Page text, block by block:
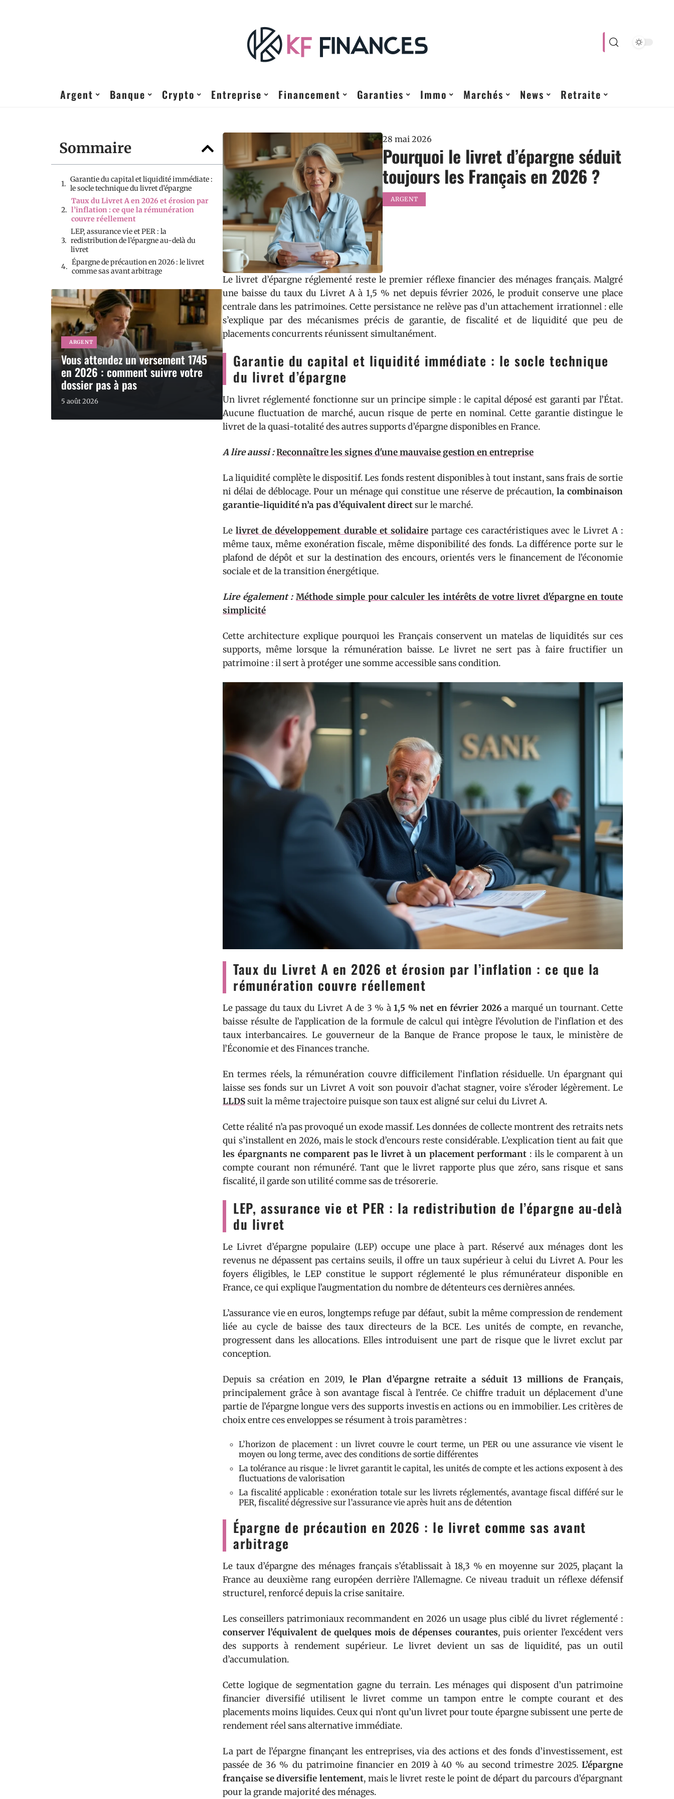
Argent Banque Crypto Entreprise Financement Garanties Immo Marchés News Retraite
Sommaire
Garantie du capital et liquidité immédiate :
le socle technique du livret d’épargne
Taux du Livret A en 2026 et érosion par
l’inflation : ce que la rémunération
couvre réellement
LEP, assurance vie et PER : la
redistribution de l’épargne au-delà du
livret
Épargne de précaution en 2026 : le livret
comme sas avant arbitrage
ARGENT
Vous attendez un versement 1745
en 2026 : comment suivre votre
dossier pas à pas
5 août 2026
28 mai 2026
Pourquoi le livret d’épargne séduit
toujours les Français en 2026 ?
ARGENT
Le livret d’épargne réglementé reste le premier réflexe financier des ménages français. Malgré
une baisse du taux du Livret A à 1,5 % net depuis février 2026, le produit conserve une place
centrale dans les patrimoines. Cette persistance ne relève pas d’un attachement irrationnel : elle
s’explique par des mécanismes précis de garantie, de fiscalité et de liquidité que peu de
placements concurrents réunissent simultanément.
Garantie du capital et liquidité immédiate : le socle technique
du livret d’épargne
Un livret réglementé fonctionne sur un principe simple : le capital déposé est garanti par l’État.
Aucune fluctuation de marché, aucun risque de perte en nominal. Cette garantie distingue le
livret de la quasi-totalité des autres supports d’épargne disponibles en France.
A lire aussi :Reconnaître les signes d'une mauvaise gestion en entreprise
La liquidité complète le dispositif. Les fonds restent disponibles à tout instant, sans frais de sortie
ni délai de déblocage. Pour un ménage qui constitue une réserve de précaution, la combinaison
garantie-liquidité n’a pas d’équivalent directsur le marché.
Lelivret de développement durable et solidairepartage ces caractéristiques avec le Livret A :
même taux, même exonération fiscale, même disponibilité des fonds. La différence porte sur le
plafond de dépôt et sur la destination des encours, orientés vers le financement de l’économie
sociale et de la transition énergétique.
Lire également : Méthode simple pour calculer les intérêts de votre livret d'épargne en toute
simplicité
Cette architecture explique pourquoi les Français conservent un matelas de liquidités sur ces
supports, même lorsque la rémunération baisse. Le livret ne sert pas à faire fructifier un
patrimoine : il sert à protéger une somme accessible sans condition.
Taux du Livret A en 2026 et érosion par l’inflation : ce que la
rémunération couvre réellement
Le passage du taux du Livret A de 3 % à1,5 % net en février 2026a marqué un tournant. Cette
baisse résulte de l’application de la formule de calcul qui intègre l’évolution de l’inflation et des
taux interbancaires. Le gouverneur de la Banque de France propose le taux, le ministère de
l’Économie et des Finances tranche.
En termes réels, la rémunération couvre difficilement l’inflation résiduelle. Un épargnant qui
laisse ses fonds sur un Livret A voit son pouvoir d’achat stagner, voire s’éroder légèrement. Le
LLDSsuit la même trajectoire puisque son taux est aligné sur celui du Livret A.
Cette réalité n’a pas provoqué un exode massif. Les données de collecte montrent des retraits nets
qui s’installent en 2026, mais le stock d’encours reste considérable. L’explication tient au fait que
les épargnants ne comparent pas le livret à un placement performant : ils le comparent à un
compte courant non rémunéré. Tant que le livret rapporte plus que zéro, sans risque et sans
fiscalité, il garde son utilité comme sas de trésorerie.
LEP, assurance vie et PER : la redistribution de l’épargne au-delà
du livret
Le Livret d’épargne populaire (LEP) occupe une place à part. Réservé aux ménages dont les
revenus ne dépassent pas certains seuils, il offre un taux supérieur à celui du Livret A. Pour les
foyers éligibles, le LEP constitue le support réglementé le plus rémunérateur disponible en
France, ce qui explique l’augmentation du nombre de détenteurs ces dernières années.
L’assurance vie en euros, longtemps refuge par défaut, subit la même compression de rendement
liée au cycle de baisse des taux directeurs de la BCE. Les unités de compte, en revanche,
progressent dans les allocations. Elles introduisent une part de risque que le livret exclut par
conception.
Depuis sa création en 2019, le Plan d’épargne retraite a séduit 13 millions de Français,
principalement grâce à son avantage fiscal à l’entrée. Ce chiffre traduit un déplacement d’une
partie de l’épargne longue vers des supports investis en actions ou en immobilier. Les critères de
choix entre ces enveloppes se résument à trois paramètres :
L’horizon de placement : un livret couvre le court terme, un PER ou une assurance vie visent le
moyen ou long terme, avec des conditions de sortie différentes
La tolérance au risque : le livret garantit le capital, les unités de compte et les actions exposent à des
fluctuations de valorisation
La fiscalité applicable : exonération totale sur les livrets réglementés, avantage fiscal différé sur le
PER, fiscalité dégressive sur l’assurance vie après huit ans de détention
Épargne de précaution en 2026 : le livret comme sas avant
arbitrage
Le taux d’épargne des ménages français s’établissait à 18,3 % en moyenne sur 2025, plaçant la
France au deuxième rang européen derrière l’Allemagne. Ce niveau traduit un réflexe défensif
structurel, renforcé depuis la crise sanitaire.
Les conseillers patrimoniaux recommandent en 2026 un usage plus ciblé du livret réglementé :
conserver l’équivalent de quelques mois de dépenses courantes, puis orienter l’excédent vers
des supports à rendement supérieur. Le livret devient un sas de liquidité, pas un outil
d’accumulation.
Cette logique de segmentation gagne du terrain. Les ménages qui disposent d’un patrimoine
financier diversifié utilisent le livret comme un tampon entre le compte courant et des
placements moins liquides. Ceux qui n’ont qu’un livret pour toute épargne subissent une perte de
rendement réel sans alternative immédiate.
La part de l’épargne finançant les entreprises, via des actions et des fonds d’investissement, est
passée de 36 % du patrimoine financier en 2019 à 40 % au second trimestre 2025. L’épargne
française se diversifie lentement, mais le livret reste le point de départ du parcours d’épargnant
pour la grande majorité des ménages.